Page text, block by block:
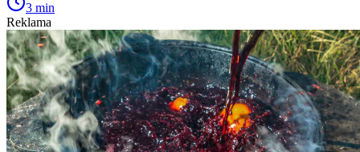
3 min
Reklama